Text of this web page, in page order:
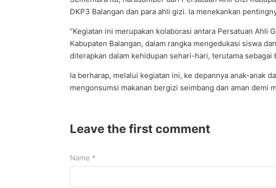
DKP3 Balangan dan para ahli gizi. Ia menekankan
“Kegiatan ini merupakan kolaborasi antara Persatuan Ahli
Kabupaten Balangan, dalam rangka mengedukasi siswa
diterapkan dalam kehidupan sehari-hari, terutama sebagai
Ia berharap, melalui kegiatan ini, ke depannya anak-anak
mengonsumsi makanan bergizi seimbang dan aman demi
Leave the first comment
Name *